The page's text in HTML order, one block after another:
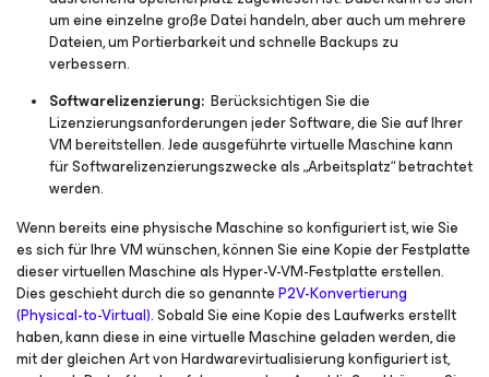
um eine einzelne große Datei handeln, aber auch um mehrere
Dateien, um Portierbarkeit und schnelle Backups zu
verbessern.
Softwarelizenzierung: Berücksichtigen Sie die
Lizenzierungsanforderungen jeder Software, die Sie auf Ihrer
VM bereitstellen. Jede ausgeführte virtuelle Maschine kann
für Softwarelizenzierungszwecke als „Arbeitsplatz“ betrachtet
werden.
Wenn bereits eine physische Maschine so konfiguriert ist, wie Sie
es sich für Ihre VM wünschen, können Sie eine Kopie der Festplatte
dieser virtuellen Maschine als Hyper-V-VM-Festplatte erstellen.
Dies geschieht durch die so genannteP2V-Konvertierung
(Physical-to-Virtual). Sobald Sie eine Kopie des Laufwerks erstellt
haben, kann diese in eine virtuelle Maschine geladen werden, die
mit der gleichen Art von Hardwarevirtualisierung konfiguriert ist,